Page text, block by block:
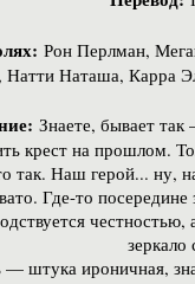
Рон Перлман,
Натти Наташа, Карра
Знаете, бывает
крест на прошлом.
так. Наш герой... ну,
Где-то
штука ироничная,